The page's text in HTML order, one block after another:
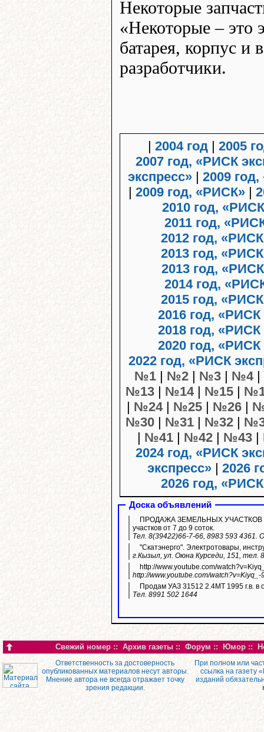
Некоторые
«Некоторые – это
батарея, корпус и
разработчики.
|2004 год |2005
2007 год, «РИСК
экспресс»
2009
2009 год, «РИСК»
2010 год,
2011 год,
2012 год,
2013 год,
2013 год,
2014 год,
2015 год,
2016 год, «РИСК
2018 год, «РИСК
2020 год, «РИСК
2022 год, «РИСК
№1
№2 №3 №4
№13
№14 №15
№24 №25 №26
№30
№31 №32
№41 №42 №43
2024 год, «РИСК
экспресс» |2026
2026 год,
Доска объявлений
ПРОДАЖА ЗЕМЕЛЬНЫХ УЧАСТКОВ
участков от 7 до 9 соток.
Тел. 8(39422)66-7-66, 8983 593
"Скатэнерго". Электротовары,
г.Кызыл, ул. Оюна Курседи, 151, тел.
http://www.youtube.com/
http://www.youtube.com/watch?v=Kiyq_-
Продам УАЗ 31512 2.4МТ 1995 г.в. в
Тел. 8991 502 1644
Свежий номер :: Архив газеты :: Форум :: Юмор ::
Ответственность за достоверность
опубликованных материалов несут авторы.
Мнение автора не всегда отражает точку
зрения редакции.
При полном или
ссылка на газету
изданий